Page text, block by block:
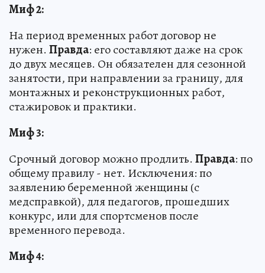
Миф 2:
На период временных работ договор не
нужен. Правда: его составляют даже на срок
до двух месяцев. Он обязателен для сезонной
занятости, при направлении за границу, для
монтажных и реконструкционных работ,
стажировок и практики.
Миф 3:
Срочный договор можно продлить. Правда: по
общему правилу - нет. Исключения: по
заявлению беременной женщины (с
медсправкой), для педагогов, прошедших
конкурс, или для спортсменов после
временного перевода.
Миф 4: